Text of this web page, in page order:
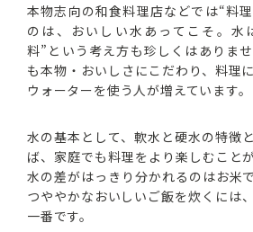
本物志向の和食料理店などでは“料
のは、おいしい水あってこそ。水
料”という考え方も珍しくはありま
も本物・おいしさにこだわり、料理
ウォーターを使う人が増えています。
水の基本として、軟水と硬水の特徴
ば、家庭でも料理をより楽しむこと
水の差がはっきり分かれるのはお米
つややかなおいしいご飯を炊くには
一番です。